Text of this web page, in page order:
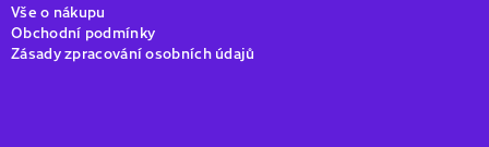
Vše o nákupu
Obchodní podmínky
Zásady zpracování osobních údajů